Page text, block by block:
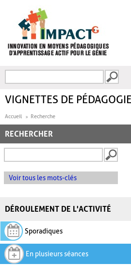
FORMULAIRE DE
VIGNETTES DE
Accueil Recherche
RECHERCHER
Voir tous les mots-clés
DÉROULEMENT DE L'ACTIVITÉ
Sporadiques
En plusieurs séances